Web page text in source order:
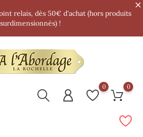
relais, dès 50€ d'achat (hors produits
surdimensionnés) !
0 0